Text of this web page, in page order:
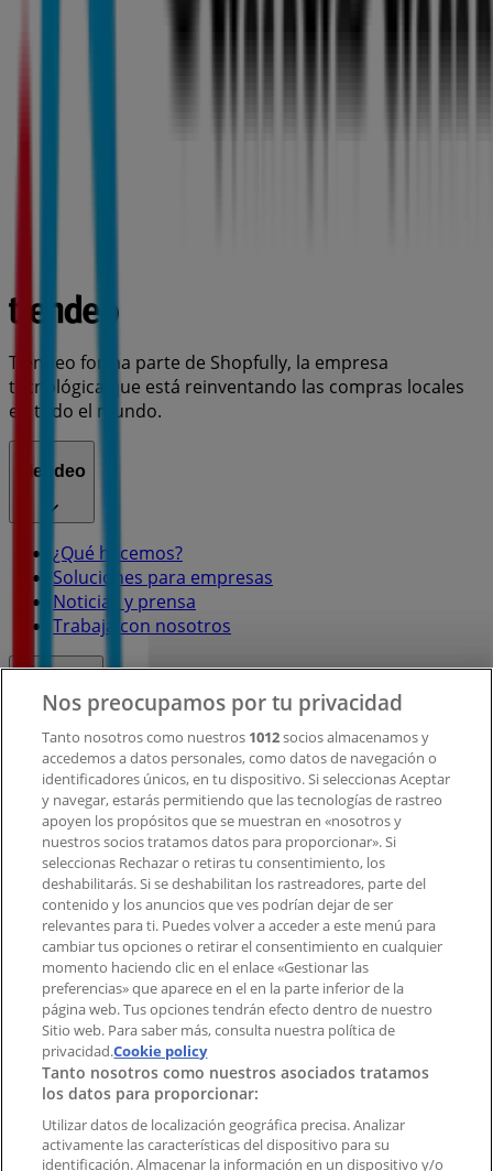
Tiendeo forma parte de Shopfully, la empresa
tecnológica que está reinventando las compras locales
en todo el mundo.
Tiendeo
¿Qué hacemos?
Soluciones para empresas
Noticias y prensa
Trabaja con nosotros
Contacto comercial y de marketing
Tienda mal colocada en el mapa
Notificar un folleto
¿Encontraste un problema en la web o en la
aplicación?
Índices
Marcas
Marcas locales
Negocios
Negocios cercanos
Productos
Productos locales
Ciudades
Nos preocupamos por tu privacidad
Tanto nosotros como nuestros 1012socios almacenamos y
accedemos a datos personales, como datos de navegación o
identificadores únicos, en tu dispositivo. Si seleccionas Aceptar
y navegar, estarás permitiendo que las tecnologías de rastreo
apoyen los propósitos que se muestran en «nosotros y
nuestros socios tratamos datos para proporcionar». Si
seleccionas Rechazar o retiras tu consentimiento, los
deshabilitarás. Si se deshabilitan los rastreadores, parte del
contenido y los anuncios que ves podrían dejar de ser
relevantes para ti. Puedes volver a acceder a este menú para
cambiar tus opciones o retirar el consentimiento en cualquier
momento haciendo clic en el enlace «Gestionar las
preferencias» que aparece en el en la parte inferior de la
página web. Tus opciones tendrán efecto dentro de nuestro
Sitio web. Para saber más, consulta nuestra política de
privacidad.Cookie policy
Tanto nosotros como nuestros asociados tratamos
los datos para proporcionar:
Utilizar datos de localización geográfica precisa. Analizar
activamente las características del dispositivo para su
identificación. Almacenar la información en un dispositivo y/o